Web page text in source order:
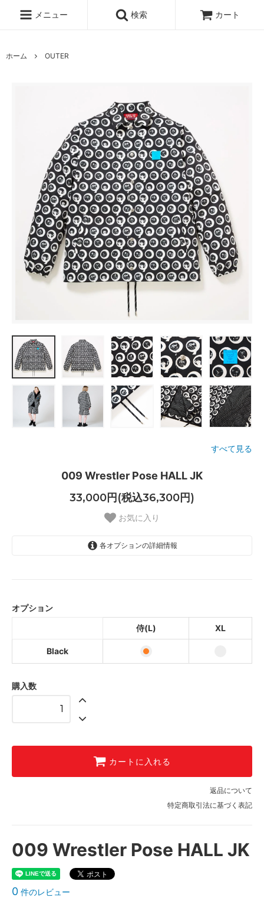
メニュー 検索 カート
ホーム OUTER
すべて見る
009 Wrestler Pose HALL JK
33,000円(税込36,300円)
お気に入り
各オプションの詳細情報
オプション
侍(L)
XL
Black
購入数
カートに入れる
返品について
特定商取引法に基づく表記
009 Wrestler Pose HALL JK
0 件のレビュー